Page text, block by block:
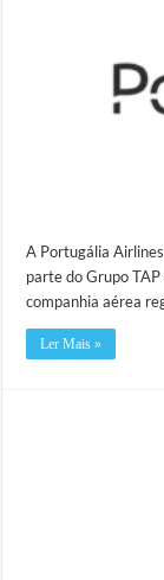
A Portugália
parte do Grupo
companhia aérea
Ler Mais »